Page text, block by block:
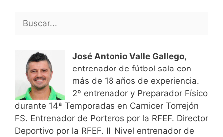
José Antonio Valle Gallego,
entrenador de fútbol sala con
más de 18 años de experiencia.
2º entrenador y Preparador Físico
durante 14ª Temporadas en Carnicer Torrejón
FS. Entrenador de Porteros por la RFEF. Director
Deportivo por la RFEF. III Nivel entrenador de